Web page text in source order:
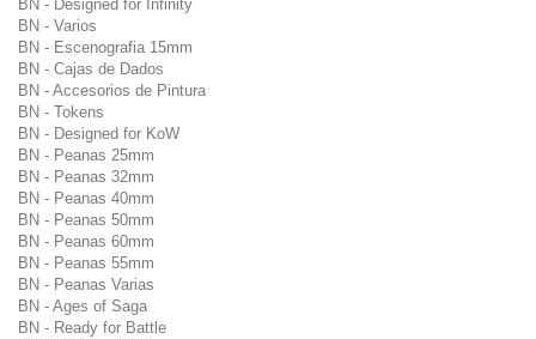
BN - Designed for Infinity
BN - Varios
BN - Escenografia 15mm
BN - Cajas de Dados
BN - Accesorios de Pintura
BN - Tokens
BN - Designed for KoW
BN - Peanas 25mm
BN - Peanas 32mm
BN - Peanas 40mm
BN - Peanas 50mm
BN - Peanas 60mm
BN - Peanas 55mm
BN - Peanas Varias
BN - Ages of Saga
BN - Ready for Battle